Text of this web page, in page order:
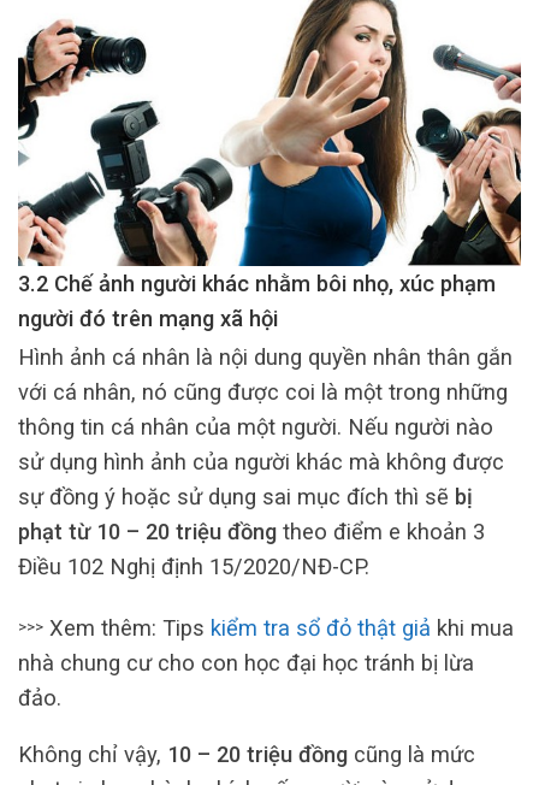
3.2 Chế ảnh người khác nhằm bôi nhọ, xúc phạm
người đó trên mạng xã hội
Hình ảnh cá nhân là nội dung quyền nhân thân gắn
với cá nhân, nó cũng được coi là một trong những
thông tin cá nhân của một người. Nếu người nào
sử dụng hình ảnh của người khác mà không được
sự đồng ý hoặc sử dụng sai mục đích thì sẽ bị
phạt từ 10 – 20 triệu đồng theo điểm e khoản 3
Điều 102 Nghị định 15/2020/NĐ-CP.
>>> Xem thêm: Tips kiểm tra sổ đỏ thật giả khi mua
nhà chung cư cho con học đại học tránh bị lừa
đảo.
Không chỉ vậy, 10 – 20 triệu đồng cũng là mức